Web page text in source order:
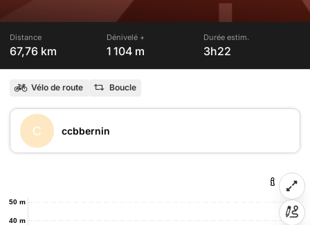
Distance
67,76 km
Dénivelé +
1 104 m
Durée estim.
3h22
Vélo de route Boucle
C ccbbernin
40 m
50 m